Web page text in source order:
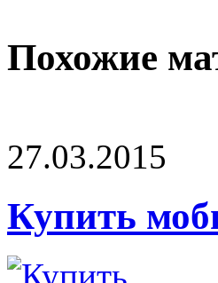
Похожие
27.03.2015
Купить